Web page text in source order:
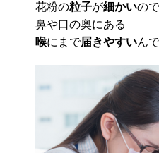
花粉の粒子が細かいので
鼻や口の奥にある
喉にまで届きやすいん